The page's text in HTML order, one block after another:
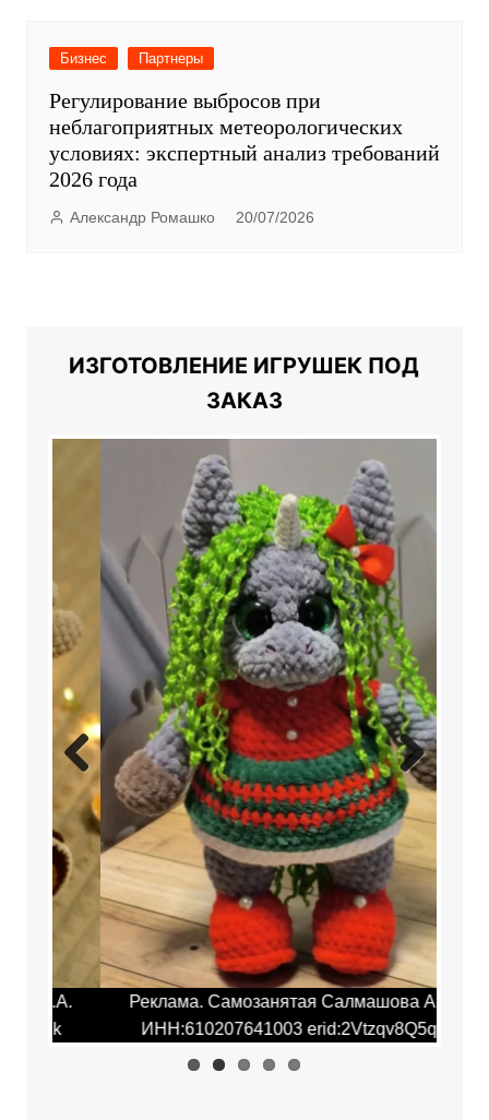
Бизнес Партнеры
Регулирование выбросов при
неблагоприятных метеорологических
условиях: экспертный анализ требований
2026 года
Александр Ромашко 20/07/2026
ИЗГОТОВЛЕНИЕ ИГРУШЕК ПОД
ЗАКАЗ
Реклама. Самозанятая Салмашова А.А.
ИНН:610207641003 erid:2Vtzqv8Q5qk
Previ
ous
Next